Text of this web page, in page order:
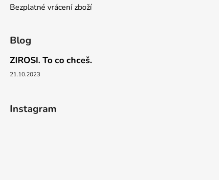
Bezplatné vrácení zboží
Blog
ZIROSI. To co chceš.
21.10.2023
Instagram